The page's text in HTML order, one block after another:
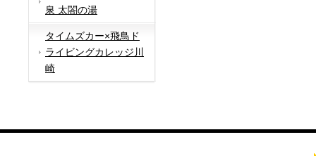
泉 太閤の湯
タイムズカー×飛鳥ド
ライビングカレッジ川
崎